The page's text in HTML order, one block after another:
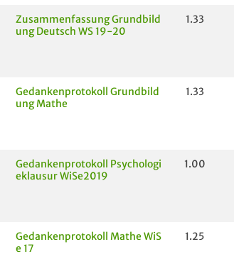
Zusammenfassung Grundbild
ung Deutsch WS 19-20
1.33
Gedankenprotokoll Grundbild
ung Mathe
1.33
Gedankenprotokoll Psychologi
eklausur WiSe2019
1.00
Gedankenprotokoll Mathe WiS
e 17
1.25